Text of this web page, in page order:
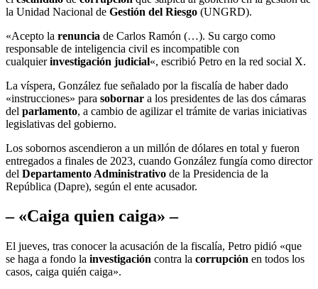
la Unidad Nacional de Gestión del Riesgo (UNGRD).
«Acepto la renuncia de Carlos Ramón (…). Su cargo como
responsable de inteligencia civil es incompatible con
cualquierinvestigación judicial«, escribió Petro en la red social X.
La víspera, González fue señalado por la fiscalía de haber dado
«instrucciones» para sobornar a los presidentes de las dos cámaras
del parlamento, a cambio de agilizar el trámite de varias iniciativas
legislativas del gobierno.
Los sobornos ascendieron a un millón de dólares en total y fueron
entregados a finales de 2023, cuando González fungía como director
del Departamento Administrativo de la Presidencia de la
República (Dapre), según el ente acusador.
– «Caiga quien caiga» –
El jueves, tras conocer la acusación de la fiscalía, Petro pidió «que
se haga a fondo la investigación contra la corrupción en todos los
casos, caiga quién caiga».